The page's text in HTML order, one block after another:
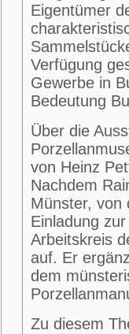
Eigentümer
Verfügung
Gewerbe in
Bedeutung
Über die
von Heinz
Nachdem
Münster, von
Einladung
Arbeitskreis
auf. Er
dem
Zu diesem